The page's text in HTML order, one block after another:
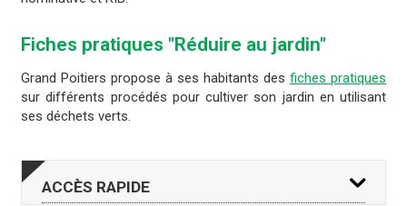
Fiches pratiques "Réduire au jardin"
Grand Poitiers propose à ses habitants des fiches pratiques
sur différents procédés pour cultiver son jardin en utilisant
ses déchets verts.
ACCÈS RAPIDE